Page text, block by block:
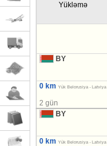
Yükləmə
BY
0 km Yük Belorusiya - Latviya
2 gün
BY
0 km Yük Belorusiya - Latviya